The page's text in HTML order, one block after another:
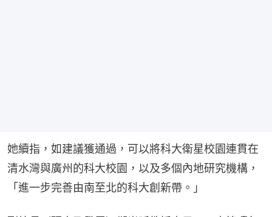
她續指，如建議獲通過，可以將科大衛星校園連貫在
清水灣與廣州的科大校園，以及多個內地研究機構，
「進一步完善由南至北的科大創新帶。」